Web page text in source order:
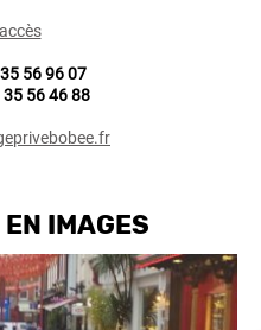
56 96 07
56 46 88
IMAGES